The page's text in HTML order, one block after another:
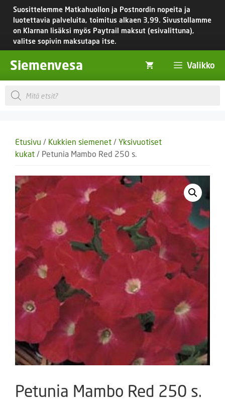
Siirry
sisältöön
Suosittelemme Matkahuollon ja Postnordin nopeita ja
luotettavia palveluita, toimitus alkaen 3,99. Sivustollamme
on Klarnan lisäksi myös Paytrail maksut (esivalittuna),
valitse sopivin maksutapa itse.
Siemenvesa Valikko
Products
search
Etusivu / Kukkien siemenet / Yksivuotiset
kukat / Petunia Mambo Red 250 s.
Petunia Mambo Red 250 s.